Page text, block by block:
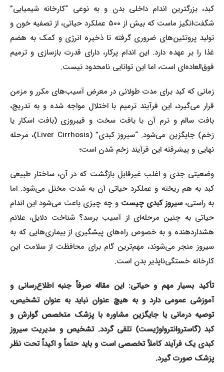
کبد، بزرگترین اندام داخلی بدن و به نوعی “کارخانه شیمیایی”
شگفت‌انگیز ماست که بیش از ۵۰۰ عملکرد حیاتی، از تصفیه خون و
تولید پروتئین‌های ضروری گرفته تا ذخیره انرژی و کمک به هضم
غذا را بر عهده دارد. این اندام پرکار، دارای قدرت بازسازی و ترمیم
فوق‌العاده‌ای است، اما این توانایی نامحدود نیست.
زمانی که کبد برای مدت طولانی در معرض آسیب‌های مکرر و مزمن
قرار می‌گیرد، این فرآیند ترمیم با اختلال مواجه شده و به تدریج،
بافت سالم و نرم آن با بافت سخت و فیبروزی (بافت اسکار یا
زخم) جایگزین می‌شود. “سیروز کبدی” (Liver Cirrhosis)، مرحله
نهایی و پیشرفته این فرآیند زخم شدن است؛
وضعیتی جدی و اغلب غیرقابل بازگشت که در آن، ساختار طبیعی
کبد به هم ریخته و عملکرد حیاتی آن به شدت مختل می‌شود. اما
به راستی،سیروز کبدی چیستو چه چیزی باعث می‌شود این اندام
حیاتی به چنین مرحله‌ای از آسیب برسد؟ شناخت دلایل، علائم
هشداردهنده و به خصوص راه‌های پیشگیری از بیماری‌هایی که به
سیروز منجر می‌شوند، مهم‌ترین گام برای محافظت از سلامت این
کارخانه خستگی‌ناپذیر بدن است.
تأکید بسیار مهم و حیاتی: این مقاله صرفاً جنبه اطلاع‌رسانی و
آموزشی عمومی دارد و به هیچ عنوان نباید به عنوان تشخیص،
توصیه درمانی یا جایگزین مشاوره با پزشک متخصص گوارش و
کبد (گاستروانترولوژیست) تلقی گردد. تشخیص و مدیریت سیروز
کبدی یک فرآیند کاملاً تخصصی است و باید حتماً و اکیداً تحت نظر
پزشک صورت گیرد.